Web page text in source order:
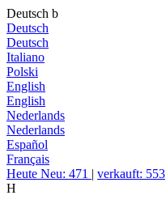
Deutsch b
Deutsch
Deutsch
Italiano
Polski
English
English
Nederlands
Nederlands
Español
Français
Heute Neu: 471 | verkauft: 553
H